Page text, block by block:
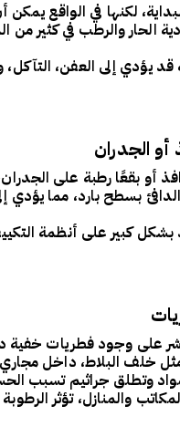
لكنها في الواقع
الحار والرطب في كثير من
قد يؤدي إلى العفن، التآكل،
أو بقعًا رطبة على
بسطح بارد، مما يؤدي
بشكل كبير على أنظمة
على وجود فطريات خفية
خلف البلاط، داخل
وتطلق جراثيم تسبب
والمنازل، تؤثر